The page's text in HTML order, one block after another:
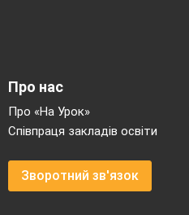
Про нас
Про «На Урок»
Співпраця закладів освіти
Зворотний зв'язок